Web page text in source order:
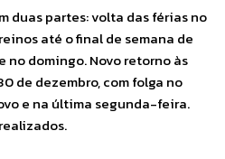
duas partes: volta das férias no
até o final de semana de
no domingo. Novo retorno às
de dezembro, com folga no
e na última segunda-feira.